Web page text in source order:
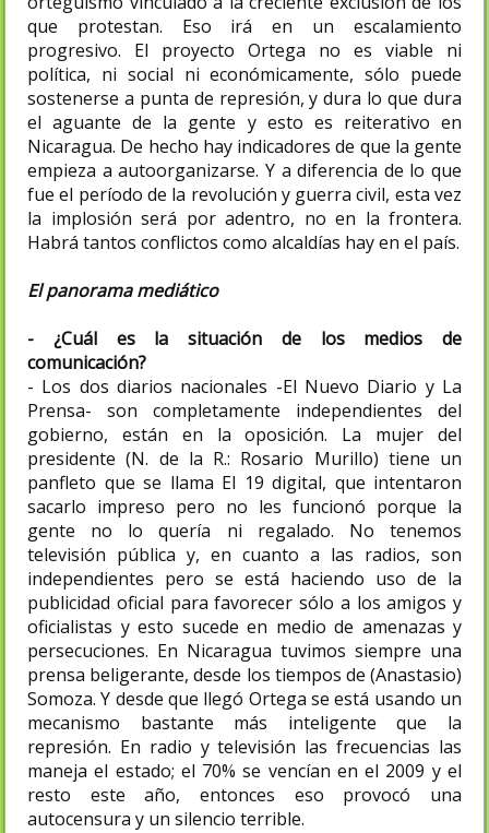
que protestan. Eso irá en un escalamiento
progresivo. El proyecto Ortega no es viable ni
política, ni social ni económicamente, sólo puede
sostenerse a punta de represión, y dura lo que dura
el aguante de la gente y esto es reiterativo en
Nicaragua. De hecho hay indicadores de que la gente
empieza a autoorganizarse. Y a diferencia de lo que
fue el período de la revolución y guerra civil, esta vez
la implosión será por adentro, no en la frontera.
Habrá tantos conflictos como alcaldías hay en el país.
El panorama mediático
- ¿Cuál es la situación de los medios de
comunicación?
- Los dos diarios nacionales -El Nuevo Diario y La
Prensa- son completamente independientes del
gobierno, están en la oposición. La mujer del
presidente (N. de la R.: Rosario Murillo) tiene un
panfleto que se llama El 19 digital, que intentaron
sacarlo impreso pero no les funcionó porque la
gente no lo quería ni regalado. No tenemos
televisión pública y, en cuanto a las radios, son
independientes pero se está haciendo uso de la
publicidad oficial para favorecer sólo a los amigos y
oficialistas y esto sucede en medio de amenazas y
persecuciones. En Nicaragua tuvimos siempre una
prensa beligerante, desde los tiempos de (Anastasio)
Somoza. Y desde que llegó Ortega se está usando un
mecanismo bastante más inteligente que la
represión. En radio y televisión las frecuencias las
maneja el estado; el 70% se vencían en el 2009 y el
resto este año, entonces eso provocó una
autocensura y un silencio terrible.